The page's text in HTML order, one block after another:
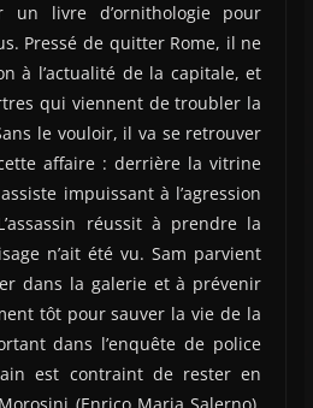
un livre d’ornithologie pour
Pressé de quitter Rome, il ne
à l’actualité de la capitale, et
qui viennent de troubler la
le vouloir, il va se retrouver
affaire : derrière la vitrine
impuissant à l’agression
réussit à prendre la
n’ait été vu. Sam parvient
dans la galerie et à prévenir
tôt pour sauver la vie de la
dans l’enquête de police
est contraint de rester en